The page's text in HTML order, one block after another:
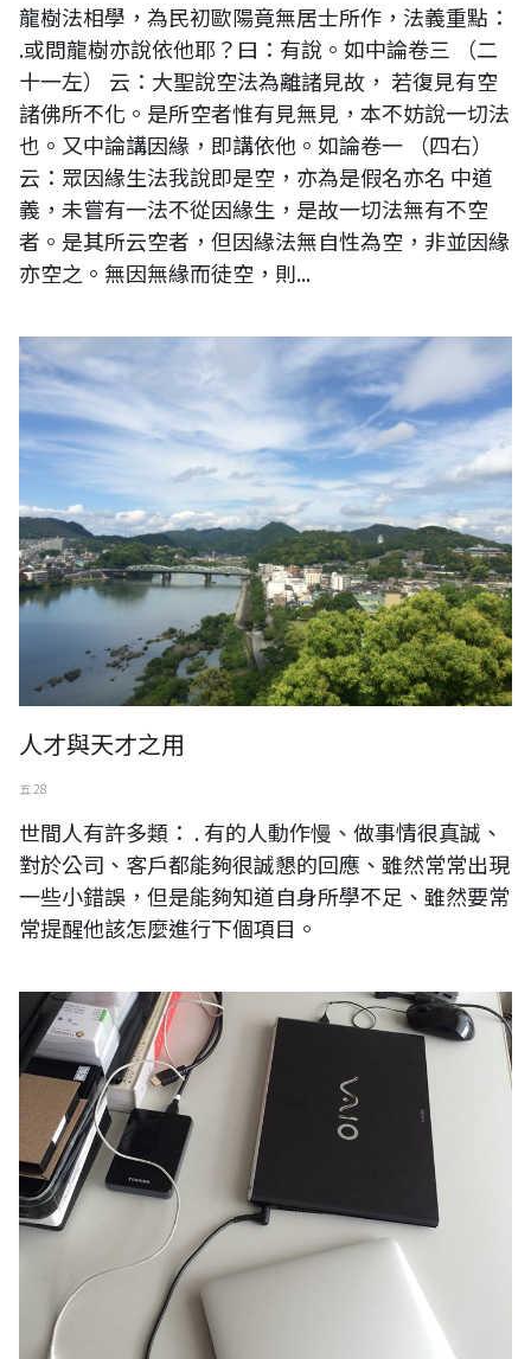
龍樹法相學，為民初歐陽竟無居士所作，法義重點：
.或問龍樹亦說依他耶？曰：有說。如中論卷三 （二
十一左） 云：大聖說空法為離諸見故， 若復見有空
諸佛所不化。是所空者惟有見無見，本不妨說一切法
也。又中論講因緣，即講依他。如論卷一 （四右）
云：眾因緣生法我說即是空，亦為是假名亦名 中道
義，未嘗有一法不從因緣生，是故一切法無有不空
者。是其所云空者，但因緣法無自性為空，非並因緣
亦空之。無因無緣而徒空，則...
日本。愛知縣。犬山市
人才與天才之用
五 28
世間人有許多類： . 有的人動作慢、做事情很真誠、
對於公司、客戶都能夠很誠懇的回應、雖然常常出現
一些小錯誤，但是能夠知道自身所學不足、雖然要常
常提醒他該怎麼進行下個項目。
工作中常使用的筆電工具